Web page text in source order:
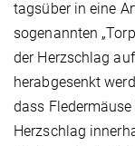
tagsüber in eine
sogenannten
der Herzschlag
herabgesenkt
dass
Herzschlag